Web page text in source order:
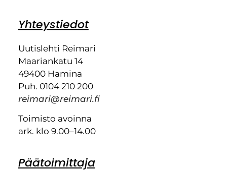
Yhteystiedot
Uutislehti Reimari
Maariankatu 14
49400 Hamina
Puh. 0104 210 200
reimari@reimari.fi
Toimisto avoinna
ark. klo 9.00–14.00
Päätoimittaja